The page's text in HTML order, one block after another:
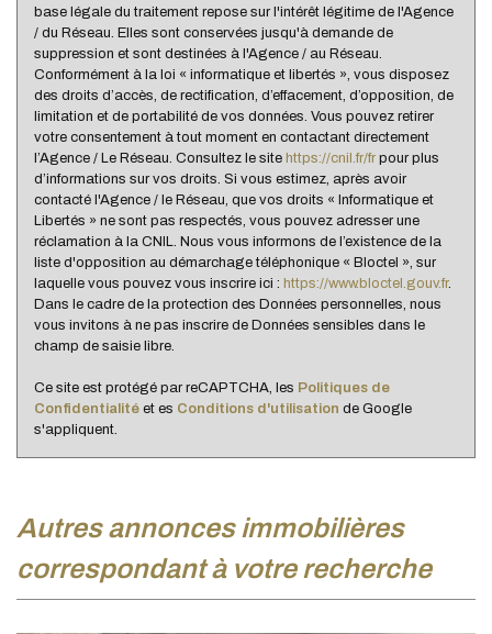
Propriétaires (vs. locataires)
35,79 %
Taxe habitation
Taxe foncière
16,21 %
Habitants de moins de 25 ans
36,59 %
Habitants de 25 à 55 ans
41,03 %
Habitants de plus de 55 ans
22,38 %
Nombre d'enfants par famille
Familles sans enfant
44,77 %
Familles avec 1 ou 2 enfants
0 %
Maisons
6,25 %
Familles avec 3 enfants
base légale du traitement repose sur l'intérêt légitime de l'Agence
/ du Réseau. Elles sont conservées jusqu'à demande de
suppression et sont destinées à l'Agence / au Réseau.
Conformément à la loi « informatique et libertés », vous disposez
des droits d’accès, de rectification, d’effacement, d’opposition, de
limitation et de portabilité de vos données. Vous pouvez retirer
votre consentement à tout moment en contactant directement
l’Agence / Le Réseau. Consultez le site https://cnil.fr/fr pour plus
d’informations sur vos droits. Si vous estimez, après avoir
contacté l'Agence / le Réseau, que vos droits « Informatique et
Libertés » ne sont pas respectés, vous pouvez adresser une
réclamation à la CNIL. Nous vous informons de l’existence de la
liste d'opposition au démarchage téléphonique « Bloctel », sur
laquelle vous pouvez vous inscrire ici : https://www.bloctel.gouv.fr.
Dans le cadre de la protection des Données personnelles, nous
vous invitons à ne pas inscrire de Données sensibles dans le
champ de saisie libre.
Ce site est protégé par reCAPTCHA, les Politiques de
Confidentialité et es Conditions d'utilisation de Google
s'appliquent.
autres annonces immobilières
correspondant à votre recherche